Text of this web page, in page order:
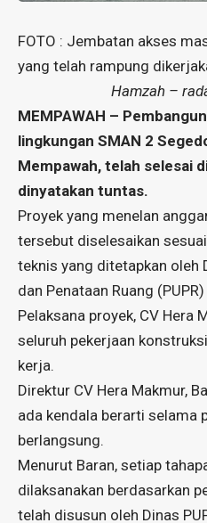
FOTO : Jembatan akses
yang telah rampung
Hamzah –
MEMPAWAH –
lingkungan SMAN 2
Mempawah, telah selesai
dinyatakan tuntas.
Proyek yang menelan
tersebut diselesaikan
teknis yang ditetapkan oleh
dan Penataan Ruang
Pelaksana proyek, CV Hera
seluruh pekerjaan
kerja.
Direktur CV Hera Makmur,
ada kendala berarti selama
berlangsung.
Menurut Baran, setiap
dilaksanakan berdasarkan
telah disusun oleh Dinas